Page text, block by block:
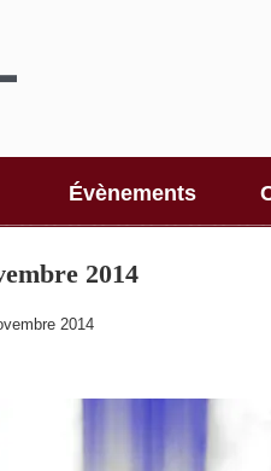
Évènements
2014
2014